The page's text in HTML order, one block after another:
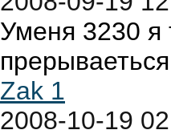
Уменя 3230 я
Zak 1
2008-10-19